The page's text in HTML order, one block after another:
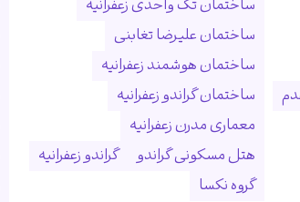
ساختمان تک واحدی زعفرانیه
ساختمان علیرضا تغابنی
ساختمان هوشمند زعفرانیه
ساختمان گراندو زعفرانیه
معماری مدرن زعفرانیه
هتل مسکونی گراندو
گراندو زعفرانیه
گروه نکسا